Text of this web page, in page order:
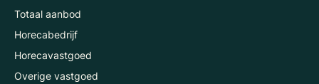
Totaal aanbod
Horecabedrijf
Horecavastgoed
Overige vastgoed